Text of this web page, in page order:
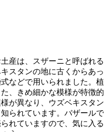
産は、スザーニと呼ばれる
スタンの地に古くからあっ
などで用いられました。植
、きめ細かな模様が特徴的
が異なり、ウズベキスタン
られています。バザールで
れていますので、気に入る